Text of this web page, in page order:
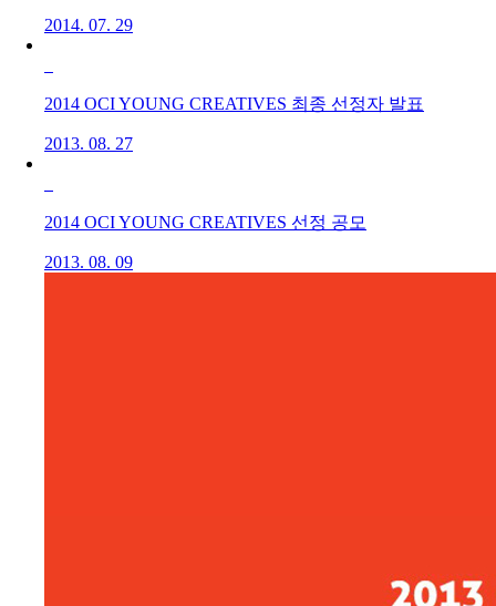
2014. 07. 29
2014 OCI YOUNG CREATIVES 최종 선정자 발표
2013. 08. 27
2014 OCI YOUNG CREATIVES 선정 공모
2013. 08. 09